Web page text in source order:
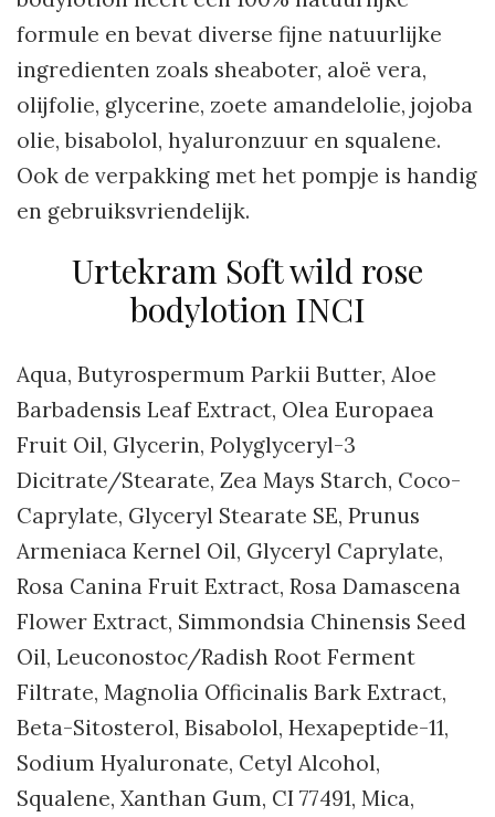
formule en bevat diverse fijne natuurlijke
ingredienten zoals sheaboter, aloë vera,
olijfolie, glycerine, zoete amandelolie, jojoba
olie, bisabolol, hyaluronzuur en squalene.
Ook de verpakking met het pompje is handig
en gebruiksvriendelijk.
Urtekram Soft wild rose
bodylotion INCI
Aqua, Butyrospermum Parkii Butter, Aloe
Barbadensis Leaf Extract, Olea Europaea
Fruit Oil, Glycerin, Polyglyceryl-3
Dicitrate/Stearate, Zea Mays Starch, Coco-
Caprylate, Glyceryl Stearate SE, Prunus
Armeniaca Kernel Oil, Glyceryl Caprylate,
Rosa Canina Fruit Extract, Rosa Damascena
Flower Extract, Simmondsia Chinensis Seed
Oil, Leuconostoc/Radish Root Ferment
Filtrate, Magnolia Officinalis Bark Extract,
Beta-Sitosterol, Bisabolol, Hexapeptide-11,
Sodium Hyaluronate, Cetyl Alcohol,
Squalene, Xanthan Gum, CI 77491, Mica,